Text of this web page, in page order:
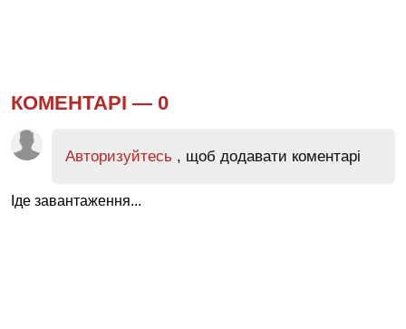
КОМЕНТАРІ — 0
Авторизуйтесь , щоб додавати коментарі
Іде завантаження...